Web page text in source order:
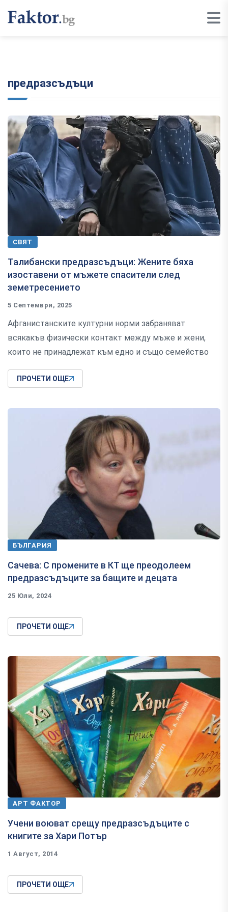
предразсъдъци
СВЯТ
Талибански предразсъдъци: Жените бяха
изоставени от мъжете спасители след
земетресението
5 Септември, 2025
Афганистанските културни норми забраняват
всякакъв физически контакт между мъже и жени,
които не принадлежат към едно и също семейство
ПРОЧЕТИ ОЩЕ
БЪЛГАРИЯ
Сачева: С промените в КТ ще преодолеем
предразсъдъците за бащите и децата
25 Юли, 2024
ПРОЧЕТИ ОЩЕ
АРТ ФАКТОР
​Учени воюват срещу предразсъдъците с
книгите за Хари Потър
1 Август, 2014
ПРОЧЕТИ ОЩЕ